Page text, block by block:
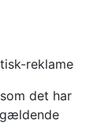
reklame
det har